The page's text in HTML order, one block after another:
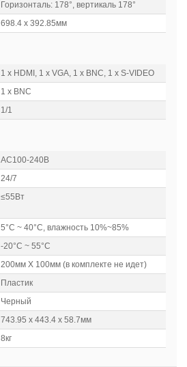
Горизонталь: 178°, вертикаль 178°
698.4 х 392.85мм
1 х HDMI, 1 х VGA, 1 х BNC, 1 х S-VIDEO
1 х BNC
1/1
AC100-240В
24/7
≤55Вт
5°C ~ 40°C, влажность 10%~85%
-20°C ~ 55°C
200мм Х 100мм (в комплекте не идет)
Пластик
Черный
743.95 х 443.4 х 58.7мм
8кг